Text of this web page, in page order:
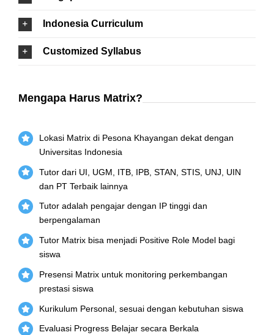
Indonesia Curriculum
Customized Syllabus
Mengapa Harus Matrix?
Lokasi Matrix di Pesona Khayangan dekat dengan
Universitas Indonesia
Tutor dari UI, UGM, ITB, IPB, STAN, STIS, UNJ, UIN
dan PT Terbaik lainnya
Tutor adalah pengajar dengan IP tinggi dan
berpengalaman
Tutor Matrix bisa menjadi Positive Role Model bagi
siswa
Presensi Matrix untuk monitoring perkembangan
prestasi siswa
Kurikulum Personal, sesuai dengan kebutuhan siswa
Evaluasi Progress Belajar secara Berkala